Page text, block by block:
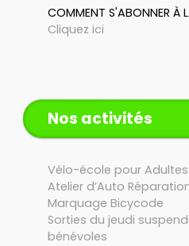
COMMENT S'ABONNER À
Cliquez ici
Nos activités
Vélo-école pour
Atelier d’Auto
Marquage Bicycode
Sorties du jeudi
bénévoles